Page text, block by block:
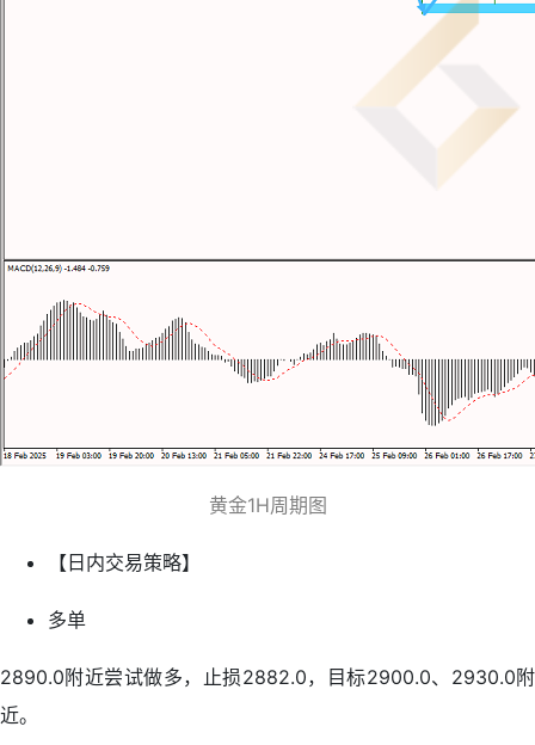
黄金1H周期图
【日内交易策略】
多单
2890.0附近尝试做多，止损2882.0，目标2900.0、2930.0附
近。